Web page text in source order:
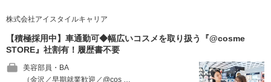
株式会社アイスタイルキャリア
【積極採用中】車通勤可◆幅広いコスメを取り扱う『@cosme
STORE』社割有！履歴書不要
美容部員・BA
（金沢／早期就業歓迎／@cos …